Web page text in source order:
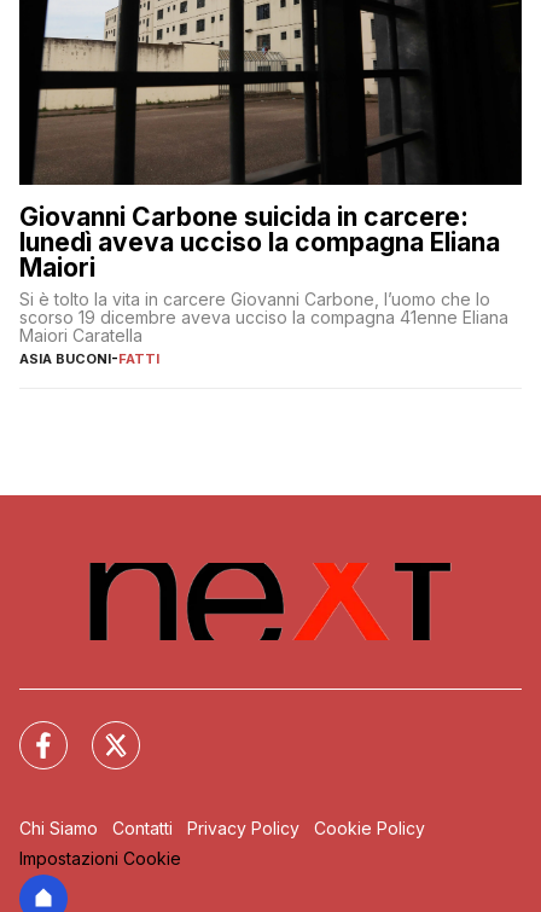
Giovanni Carbone suicida in carcere:
lunedì aveva ucciso la compagna Eliana
Maiori
Si è tolto la vita in carcere Giovanni Carbone, l’uomo che lo
scorso 19 dicembre aveva ucciso la compagna 41enne Eliana
Maiori Caratella
ASIA BUCONI-FATTI
Chi Siamo Contatti Privacy Policy
Cookie Policy
Impostazioni Cookie